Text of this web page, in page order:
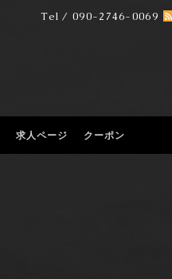
Tel / 090-2746-0069
求人ページ クーポン